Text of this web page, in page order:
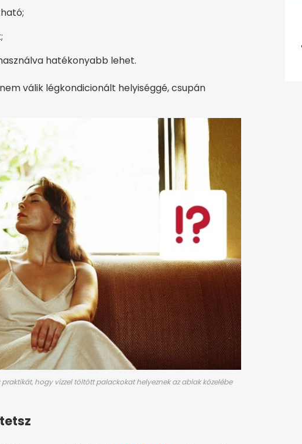
hatékonyabb lehet.
válik légkondicionált helyiséggé, csupán
hogy vízzel töltött palackokat helyeznek az ablak közelébe